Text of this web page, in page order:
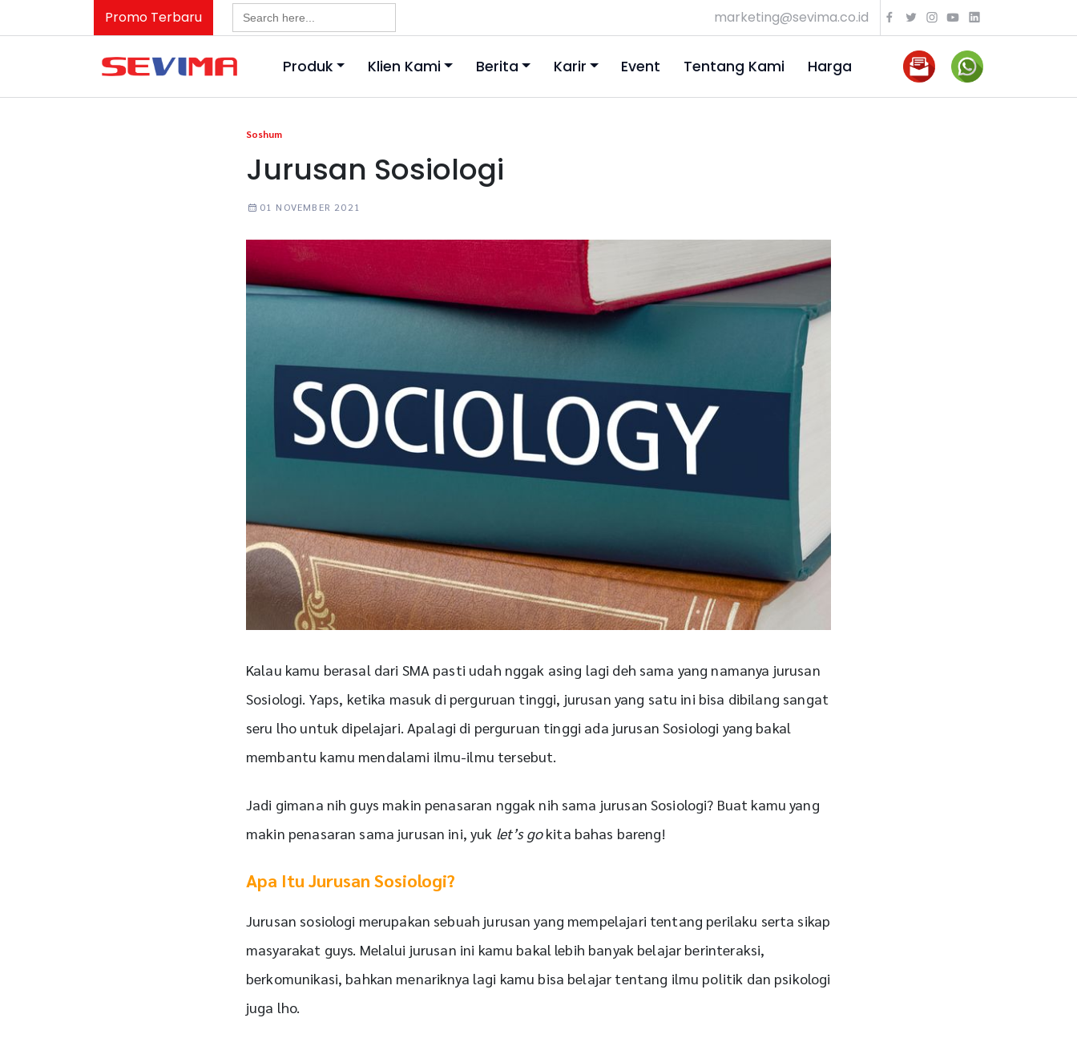
Promo Terbaru Search
for: marketing@sevima.co.id
Produk Klien Kami Berita Karir Event Tentang Kami Harga
Soshum
Jurusan Sosiologi
01 NOVEMBER 2021
Kalau kamu berasal dari SMA pasti udah nggak asing lagi deh sama yang namanya jurusan
Sosiologi. Yaps, ketika masuk di perguruan tinggi, jurusan yang satu ini bisa dibilang sangat
seru lho untuk dipelajari. Apalagi di perguruan tinggi ada jurusan Sosiologi yang bakal
membantu kamu mendalami ilmu-ilmu tersebut.
Jadi gimana nih guys makin penasaran nggak nih sama jurusan Sosiologi? Buat kamu yang
makin penasaran sama jurusan ini, yuk let’s gokita bahas bareng!
Apa Itu Jurusan Sosiologi?
Jurusan sosiologi merupakan sebuah jurusan yang mempelajari tentang perilaku serta sikap
masyarakat guys. Melalui jurusan ini kamu bakal lebih banyak belajar berinteraksi,
berkomunikasi, bahkan menariknya lagi kamu bisa belajar tentang ilmu politik dan psikologi
juga lho.